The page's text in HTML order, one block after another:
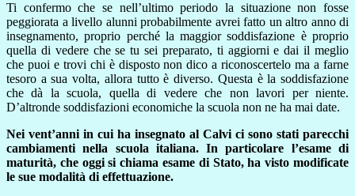
Ti confermo che se nell’ultimo periodo la situazione non fosse
peggiorata a livello alunni probabilmente avrei fatto un altro anno di
insegnamento, proprio perché la maggior soddisfazione è proprio
quella di vedere che se tu sei preparato, ti aggiorni e dai il meglio
che puoi e trovi chi è disposto non dico a riconoscertelo ma a farne
tesoro a sua volta, allora tutto è diverso. Questa è la soddisfazione
che dà la scuola, quella di vedere che non lavori per niente.
D’altronde soddisfazioni economiche la scuola non ne ha mai date.
Nei vent’anni in cui ha insegnato al Calvi ci sono stati parecchi
cambiamenti nella scuola italiana. In particolare l’esame di
maturità, che oggi si chiama esame di Stato, ha visto modificate
le sue modalità di effettuazione.